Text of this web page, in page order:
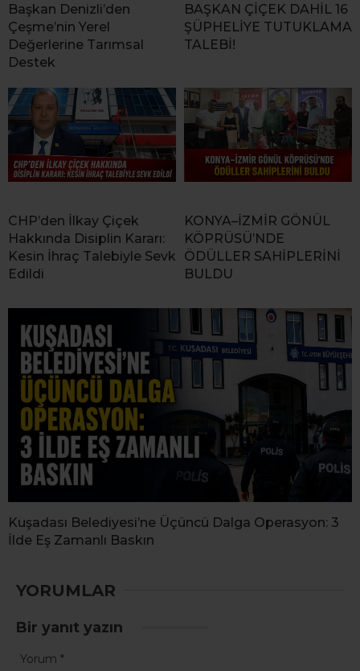
Başkan Denizli’den
Çeşme’nin Yerel
Değerlerine Tarımsal
Destek
BAŞKAN ÇİÇEK DAHİL 16
ŞÜPHELİYE TUTUKLAMA
TALEBİ!
CHP’den İlkay Çiçek
Hakkında Disiplin Kararı:
Kesin İhraç Talebiyle Sevk
Edildi
KONYA–İZMİR GÖNÜL
KÖPRÜSÜ’NDE
ÖDÜLLER SAHİPLERİNİ
BULDU
Kuşadası Belediyesi’ne Üçüncü Dalga Operasyon: 3
İlde Eş Zamanlı Baskın
YORUMLAR
Bir yanıt yazın
Yorum *